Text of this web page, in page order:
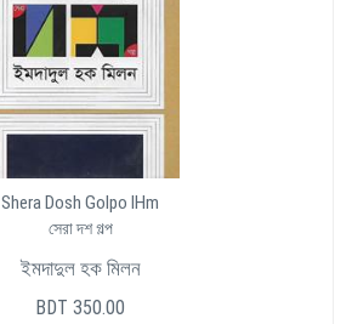
Shera Dosh Golpo IHm
সেরা দশ গল্প
ইমদাদুল হক মিলন
BDT 350.00